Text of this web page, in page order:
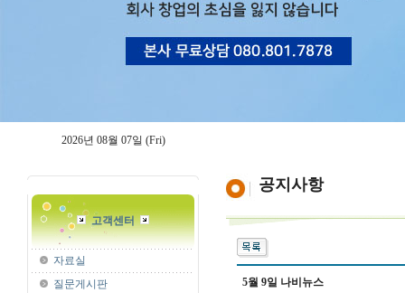
2026년 08월 07일 (Fri)
고객센터
자료실
질문게시판
공지사항
5월 9일 나비뉴스